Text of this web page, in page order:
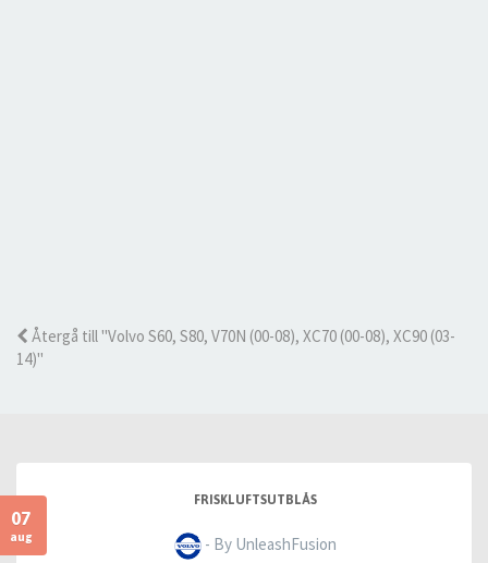
Återgå till "Volvo S60, S80, V70N (00-08), XC70 (00-08), XC90 (03-
14)"
07
aug
FRISKLUFTSUTBLÅS
- By UnleashFusion